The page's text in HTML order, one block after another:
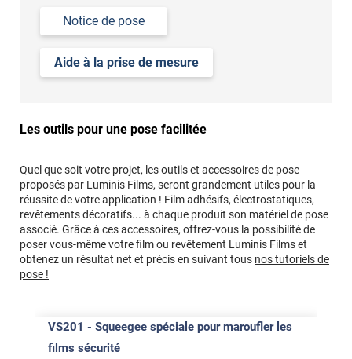
Notice de pose
Aide à la prise de mesure
Les outils pour une pose facilitée
Quel que soit votre projet, les outils et accessoires de pose
proposés par Luminis Films, seront grandement utiles pour la
réussite de votre application ! Film adhésifs, électrostatiques,
revêtements décoratifs... à chaque produit son matériel de pose
associé. Grâce à ces accessoires, offrez-vous la possibilité de
poser vous-même votre film ou revêtement Luminis Films et
obtenez un résultat net et précis en suivant tous nos tutoriels de
pose !
VS201 - Squeegee spéciale pour maroufler les
films sécurité